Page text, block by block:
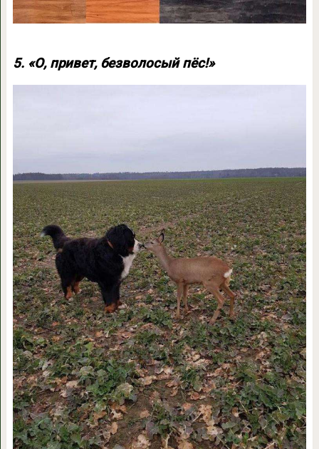
5. «О, привет, безволосый пёс!»